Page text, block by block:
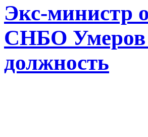
Экс-министр
СНБО Умеров
должность